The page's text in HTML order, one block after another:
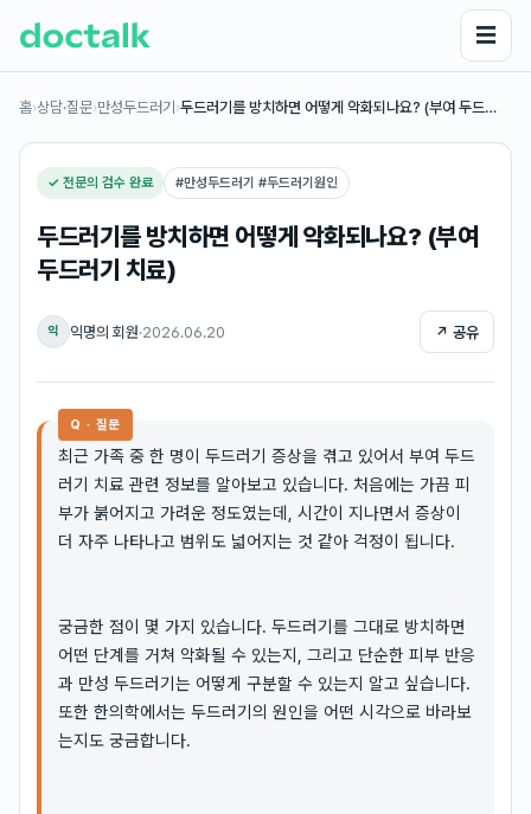
☰
홈›상담·질문›만성두드러기 ›두드러기를 방치하면 어떻게 악화되나요? (부여 두드…
✓ 전문의 검수 완료 #만성두드러기 #두드러기원인
두드러기를 방치하면 어떻게 악화되나요? (부여
두드러기 치료)
익 익명의 회원·2026.06.20 ↗ 공유
Q · 질문
최근 가족 중 한 명이 두드러기 증상을 겪고 있어서 부여 두드
러기 치료 관련 정보를 알아보고 있습니다. 처음에는 가끔 피
부가 붉어지고 가려운 정도였는데, 시간이 지나면서 증상이
더 자주 나타나고 범위도 넓어지는 것 같아 걱정이 됩니다.
궁금한 점이 몇 가지 있습니다. 두드러기를 그대로 방치하면
어떤 단계를 거쳐 악화될 수 있는지, 그리고 단순한 피부 반응
과 만성 두드러기는 어떻게 구분할 수 있는지 알고 싶습니다.
또한 한의학에서는 두드러기의 원인을 어떤 시각으로 바라보
는지도 궁금합니다.